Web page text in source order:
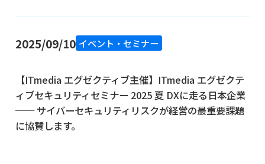
2025/09/10 イベント・セミナー
【ITmedia エグゼクティブ主催】ITmedia エグゼクテ
ィブセキュリティセミナー 2025 夏 DXに走る日本企業
── サイバーセキュリティリスクが経営の最重要課題
に協賛します。